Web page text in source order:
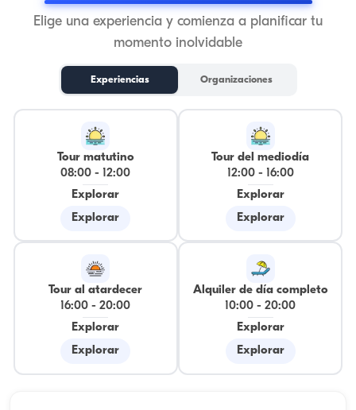
Elige una experiencia y comienza a planificar tu
momento inolvidable
Experiencias Organizaciones
Tour matutino
08:00 -
12:00
Explorar
Explorar
Tour del mediodía
12:00-
16:00
Explorar
Explorar
Tour al atardecer
16:00 -20:00
Explorar
Explorar
Alquiler de día completo
10:00 -20:00
Explorar
Explorar